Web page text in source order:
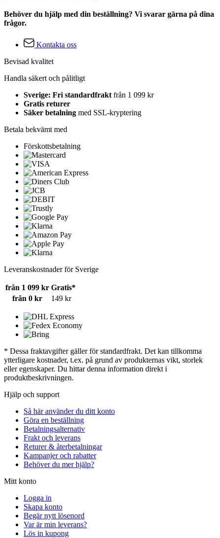
Behöver du hjälp med din beställning? Vi svarar gärna på dina
frågor.
Kontakta oss
Bevisad kvalitet
Handla säkert och pålitligt
Sverige: Fri standardfrakt från 1 099 kr
Gratis returer
Säker betalning med SSL-kryptering
Betala bekvämt med
Förskottsbetalning
Leveranskostnader för Sverige
från 1 099 kr Gratis*
från 0 kr
149 kr
* Dessa fraktavgifter gäller för standardfrakt. Det kan tillkomma
ytterligare kostnader, t.ex. på grund av produkternas vikt, storlek
eller egenskaper. Du hittar denna information direkt i
produktbeskrivningen.
Hjälp och support
Så här använder du ditt konto
Göra en beställning
Betalningsalternativ
Frakt och leverans
Returer & återbetalningar
Kampanjer och rabatter
Behöver du mer hjälp?
Mitt konto
Logga in
Skapa konto
Begär nytt lösenord
Var är min leverans?
Lös in kupong